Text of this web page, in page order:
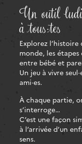
Un outil
à tous·tes
Explorez l’histoire
monde, les étapes
entre bébé et
Un jeu à vivre
ami·es.
À chaque partie,
s’interroge…
C’est une façon
à l’arrivée d’un
sens.